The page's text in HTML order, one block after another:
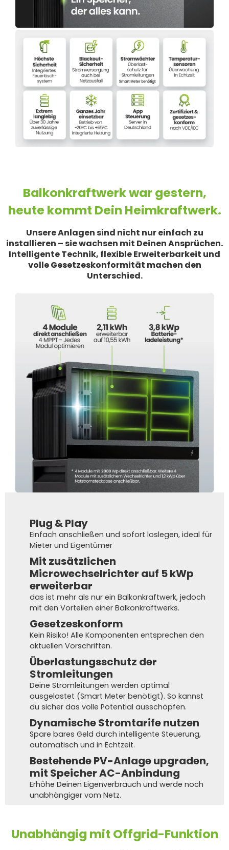
Balkonkraftwerk war gestern,
heute kommt Dein Heimkraftwerk.
Unsere Anlagen sind nicht nur einfach zu
installieren – sie wachsen mit Deinen Ansprüchen.
Intelligente Technik, flexible Erweiterbarkeit und
volle Gesetzeskonformität machen den
Unterschied.
Plug & Play
Einfach anschließen und sofort loslegen, ideal für
Mieter und Eigentümer
Mit zusätzlichen
Microwechselrichter auf 5 kWp
erweiterbar
das ist mehr als nur ein Balkonkraftwerk, jedoch
mit den Vorteilen einer Balkonkraftwerks.
Gesetzeskonform
Kein Risiko! Alle Komponenten entsprechen den
aktuellen Vorschriften.
Überlastungsschutz der
Stromleitungen
Deine Stromleitungen werden optimal
ausgelastet (Smart Meter benötigt). So kannst
du sicher das volle Potential ausschöpfen.
Dynamische Stromtarife nutzen
Spare bares Geld durch intelligente Steuerung,
automatisch und in Echtzeit.
Bestehende PV-Anlage upgraden,
mit Speicher AC-Anbindung
Erhöhe Deinen Eigenverbrauch und werde noch
unabhängiger vom Netz.
Unabhängig mit Offgrid-Funktion